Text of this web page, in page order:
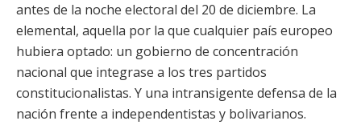
antes de la noche electoral del 20 de diciembre. La
elemental, aquella por la que cualquier país europeo
hubiera optado: un gobierno de concentración
nacional que integrase a los tres partidos
constitucionalistas. Y una intransigente defensa de la
nación frente a independentistas y bolivarianos.